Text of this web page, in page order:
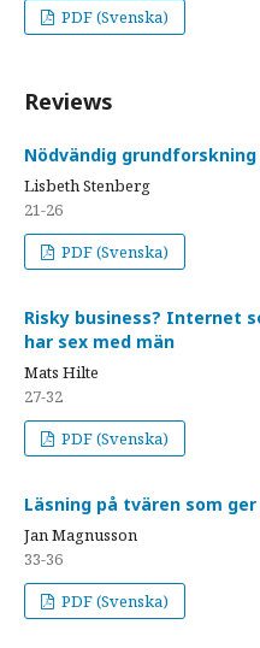
PDF (Svenska)
Reviews
Nödvändig grundforskning
Lisbeth Stenberg
21-26
PDF (Svenska)
Risky business? Internet
har sex med män
Mats Hilte
27-32
PDF (Svenska)
Läsning på tvären som
Jan Magnusson
33-36
PDF (Svenska)